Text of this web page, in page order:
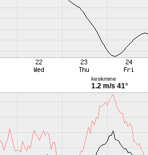
keskmine
1.2 m/s 41°